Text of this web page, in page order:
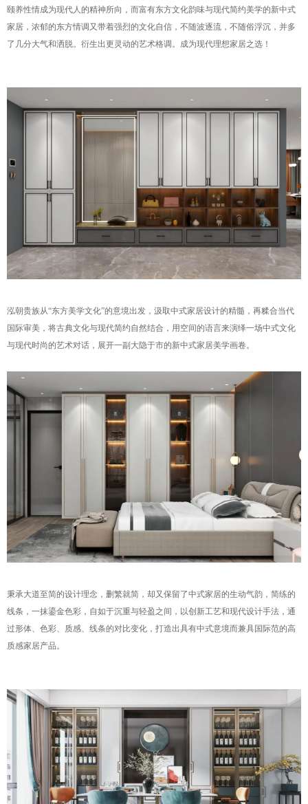
颐养性情成为现代人的精神所向，而富有东方文化韵味与现代简约美学的新中式
家居，浓郁的东方情调又带着强烈的文化自信，不随波逐流，不随俗浮沉，并多
了几分大气和洒脱。衍生出更灵动的艺术格调。成为现代理想家居之选！
泓朝贵族从“东方美学文化”的意境出发，汲取中式家居设计的精髓，再糅合当代
国际审美，将古典文化与现代简约自然结合，用空间的语言来演绎一场中式文化
与现代时尚的艺术对话，展开一副大隐于市的新中式家居美学画卷。
秉承大道至简的设计理念，删繁就简，却又保留了中式家居的生动气韵，简练的
线条，一抹鎏金色彩，自如于沉重与轻盈之间，以创新工艺和现代设计手法，通
过形体、色彩、质感、线条的对比变化，打造出具有中式意境而兼具国际范的高
质感家居产品。